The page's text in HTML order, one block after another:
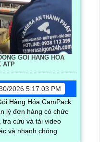
GÓI HÀNG HÓA
ATP
2026 5:17:03 PM
Hàng Hóa CamPack
lý đơn hàng có chức
tra cứu và tải video
và nhanh chóng